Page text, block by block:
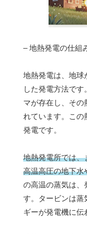
– 地熱発電の仕組
地熱発電は、地球
した発電方法で
マが存在し、その
れています。こ
発電です。
地熱発電所では、
高温高圧の地下水
の高温の蒸気は、
す。タービンは蒸
ギーが発電機に伝